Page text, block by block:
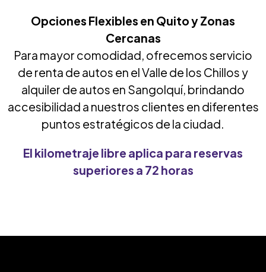
Opciones Flexibles en Quito y Zonas
Cercanas
Para mayor comodidad, ofrecemos servicio
de renta de autos en el Valle de los Chillos y
alquiler de autos en Sangolquí, brindando
accesibilidad a nuestros clientes en diferentes
puntos estratégicos de la ciudad.
El kilometraje libre aplica para reservas
superiores a 72 horas